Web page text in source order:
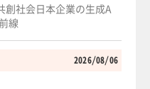
創社会日本企業の生成A
線
2026/08/06